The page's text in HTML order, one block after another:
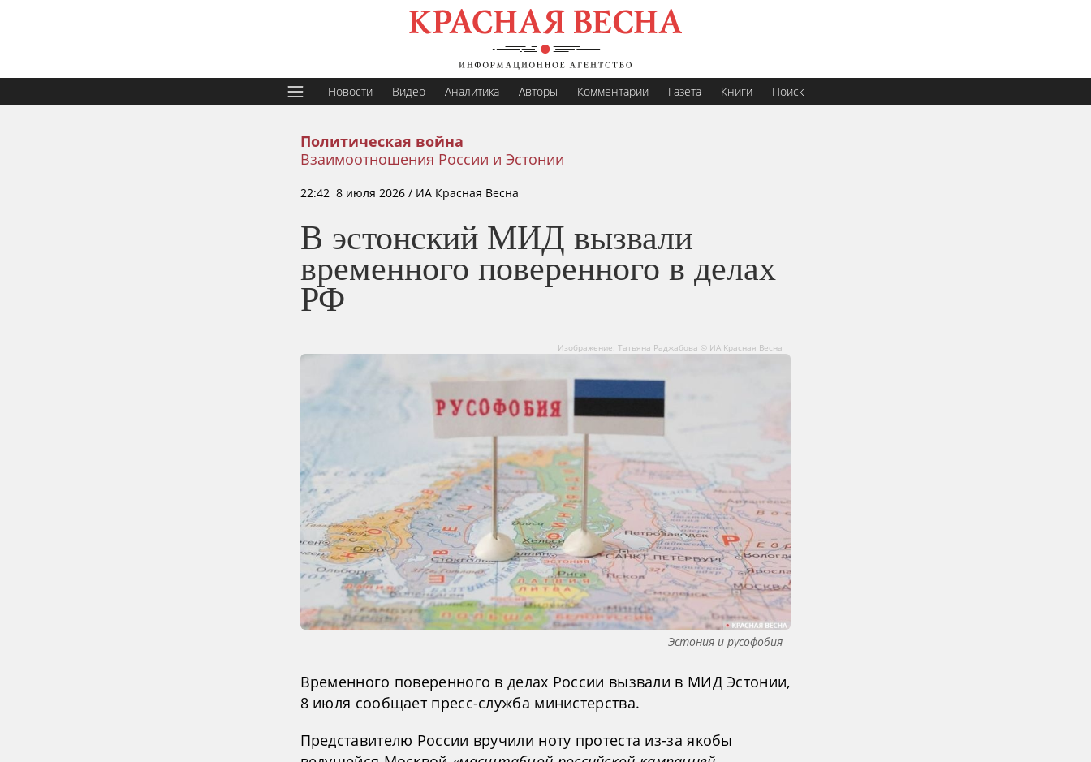
Новости Видео Аналитика Авторы Комментарии Газета Книги Поиск
Политическая война
Взаимоотношения России и Эстонии
22:42 8 июля 2026 / ИА Красная Весна
В эстонский МИД вызвали
временного поверенного в делах
РФ
Изображение: Татьяна Раджабова © ИА Красная Весна
Эстония и русофобия
Временного поверенного в делах России вызвали в МИД Эстонии,
8 июля сообщает пресс-служба министерства.
Представителю России вручили ноту протеста из-за якобы